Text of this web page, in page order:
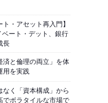
ト・アセット再入門】
ベート・デット、銀行
長
済と倫理の両立」を体
用を実践
なく「資本構成」から
でボラタイルな市場で